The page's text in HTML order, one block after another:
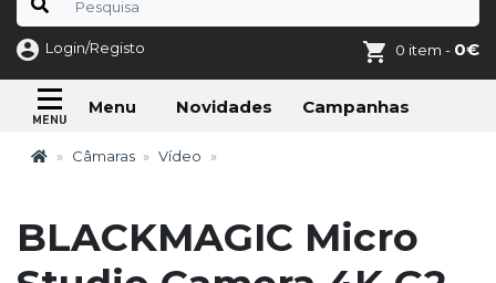
Login/Registo 0 item - 0€
Menu Novidades Campanhas
Câmaras Vídeo
BLACKMAGIC Micro